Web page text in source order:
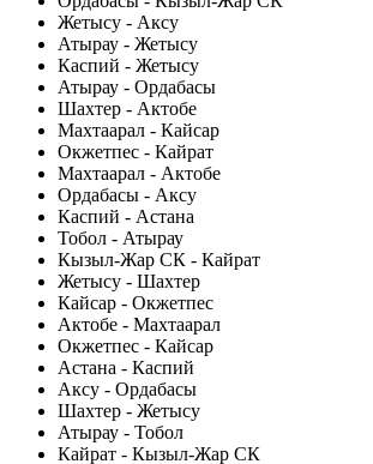
Жетысу - Аксу
Атырау - Жетысу
Каспий - Жетысу
Атырау - Ордабасы
Шахтер - Актобе
Махтаарал - Кайсар
Окжетпес - Кайрат
Махтаарал - Актобе
Ордабасы - Аксу
Каспий - Астана
Тобол - Атырау
Кызыл-Жар СК - Кайрат
Жетысу - Шахтер
Кайсар - Окжетпес
Актобе - Махтаарал
Окжетпес - Кайсар
Астана - Каспий
Аксу - Ордабасы
Шахтер - Жетысу
Атырау - Тобол
Кайрат - Кызыл-Жар СК